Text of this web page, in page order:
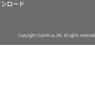
ロード
Copyright ©aiuto co.,ltd. all rights reserved.